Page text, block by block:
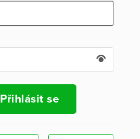
Přihlásit se